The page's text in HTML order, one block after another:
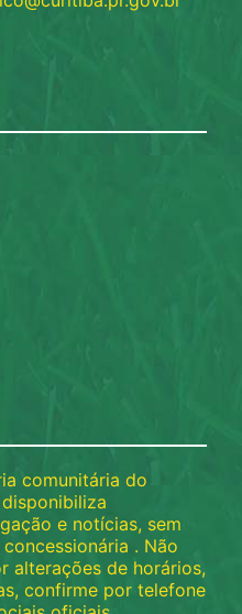
comunitária do
e notícias, sem
. Não
alterações de horários,
confirme por telefone